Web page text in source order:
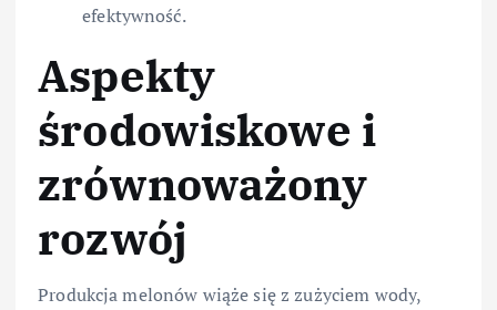
efektywność.
Aspekty
środowiskowe i
zrównoważony
rozwój
Produkcja melonów wiąże się z zużyciem wody,